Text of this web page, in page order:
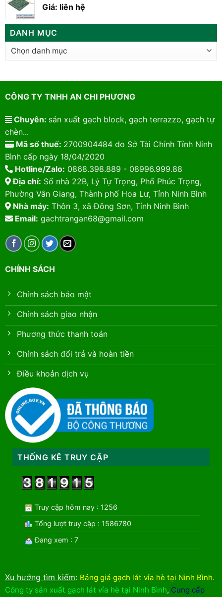
Giá: liên hệ
DANH MỤC
Danh
mục
CÔNG TY TNHH AN CHI PHƯƠNG
Chuyên: sản xuất gạch block, gạch terrazzo, gạch tự
chèn...
Mã số thuế: 2700904484 do Sở Tài Chính Tỉnh Ninh
Bình cấp ngày 18/04/2020
Hotline/Zalo: 0868.398.889 - 08996.999.88
Địa chỉ: Số nhà 22B, Lý Tự Trọng, Phố Phúc Trọng,
Phường Vân Giang, Thành phố Hoa Lư, Tỉnh Ninh Bình
Nhà máy: Thôn 3, xã Đông Sơn, Tỉnh Ninh Bình
Email: gachtrangan68@gmail.com
CHÍNH SÁCH
Chính sách bảo mật
Chính sách giao nhận
Phương thức thanh toán
Chính sách đổi trả và hoàn tiền
Điều khoản dịch vụ
THỐNG KÊ TRUY CẬP
Truy cập hôm nay : 1256
Tổng lượt truy cập : 1586780
Đang xem : 7
Xu hướng tìm kiếm: Bảng giá gạch lát vỉa hè tại Ninh Bình.
Công ty sản xuất gạch lát vỉa hè tại Ninh Bình, Cung cấp